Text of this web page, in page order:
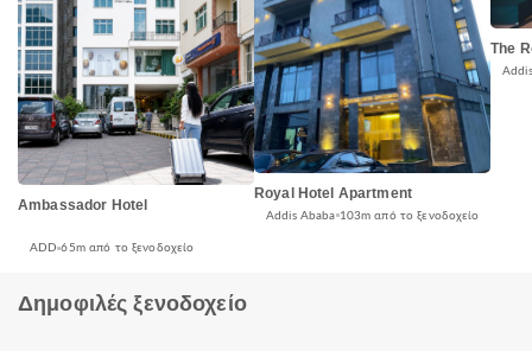
Ambassador Hotel
ADD 65m από το ξενοδοχείο
Royal Hotel Apartment
Addis Ababa 103m από το ξενοδοχείο
The
Δημοφιλές ξενοδοχείο